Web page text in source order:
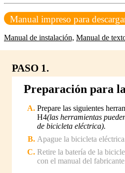
Manual impreso para
Manual de instalación, Manual de
PASO 1.
Preparación para
Prepare las siguientes
H4(las herramientas
de bicicleta eléctrica).
Apague la bicicleta
Retire la batería de la
con el manual del